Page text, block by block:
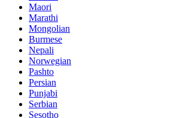
Maori
Marathi
Mongolian
Burmese
Nepali
Norwegian
Pashto
Persian
Punjabi
Serbian
Sesotho